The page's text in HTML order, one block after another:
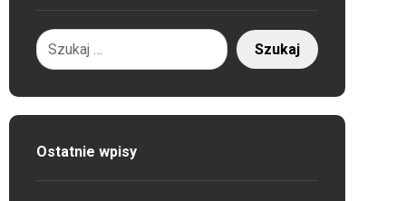
Ostatnie wpisy